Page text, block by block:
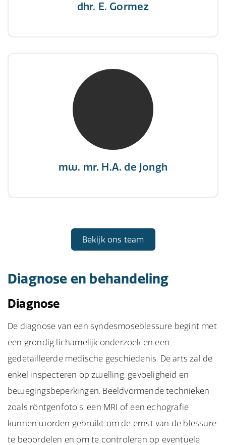
dhr. E. Gormez
mw. mr. H.A. de Jongh
mw. mr. H.A. de Jongh
NIVRE Register-Expert
"There is no elevator to succes, you need to
Bekijk ons team
Diagnose en behandeling
Diagnose
De diagnose van een syndesmoseblessure begint met
een grondig lichamelijk onderzoek en een
gedetailleerde medische geschiedenis. De arts zal de
enkel inspecteren op zwelling, gevoeligheid en
bewegingsbeperkingen. Beeldvormende technieken
zoals röntgenfoto's, een MRI of een echografie
kunnen worden gebruikt om de ernst van de blessure
te beoordelen en om te controleren op eventuele